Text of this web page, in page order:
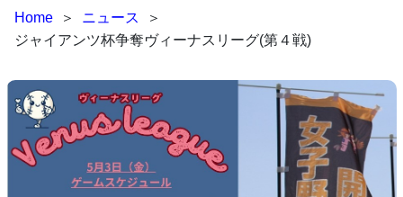
Home ＞ ニュース
＞
ジャイアンツ杯争奪ヴィーナスリーグ(第４戦)